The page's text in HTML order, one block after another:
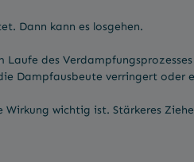
Dann kann es losgehen.
des
Dampfausbeute verringert oder
wichtig ist. Stärkeres